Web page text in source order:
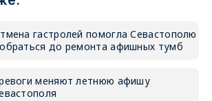
гастролей помогла Севастополю
до ремонта афишных тумб
меняют летнюю афишу